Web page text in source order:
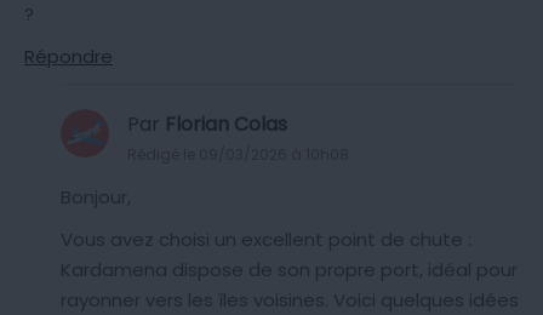
?
Répondre
Par Florian Colas
Bonjour,
Vous avez choisi un excellent point de chute :
Kardamena dispose de son propre port, idéal pour
rayonner vers les îles voisines. Voici quelques idées